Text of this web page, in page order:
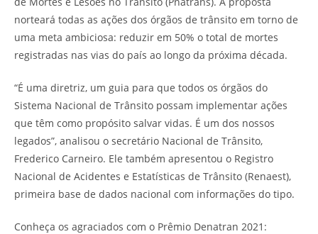
norteará todas as ações dos órgãos de trânsito em torno de
uma meta ambiciosa: reduzir em 50% o total de mortes
registradas nas vias do país ao longo da próxima década.
“É uma diretriz, um guia para que todos os órgãos do
Sistema Nacional de Trânsito possam implementar ações
que têm como propósito salvar vidas. É um dos nossos
legados”, analisou o secretário Nacional de Trânsito,
Frederico Carneiro. Ele também apresentou o Registro
Nacional de Acidentes e Estatísticas de Trânsito (Renaest),
primeira base de dados nacional com informações do tipo.
Conheça os agraciados com o Prêmio Denatran 2021: